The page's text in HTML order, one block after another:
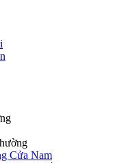
Cửa Nam